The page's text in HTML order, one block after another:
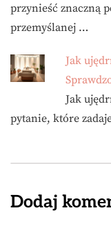
przynieść znaczną
przemyślanej …
Jak
Jak
pytanie, które
Dodaj